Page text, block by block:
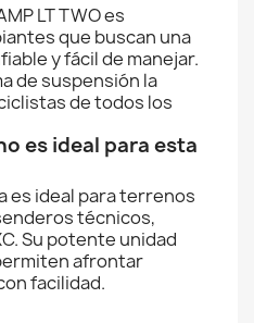
LT TWO es
que buscan una
y fácil de manejar.
de suspensión la
de todos los
es ideal para esta
es ideal para terrenos
técnicos,
Su potente unidad
afrontar
facilidad.